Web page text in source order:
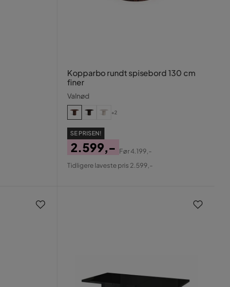
Kopparbo rundt spisebord 130 cm
finer
Valnød
+2
SE PRISEN!
Pris
2.599,-
Original
Før4.199,-
Tidligere laveste pris 2.599,-